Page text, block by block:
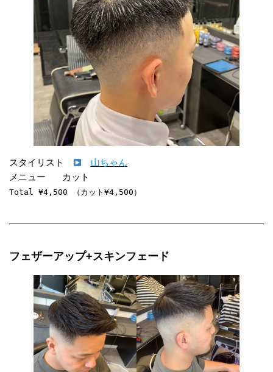
スタイリスト
山ちゃん
Total ¥4,500 （カット¥4,500）
フェザーアップ+スキンフェード